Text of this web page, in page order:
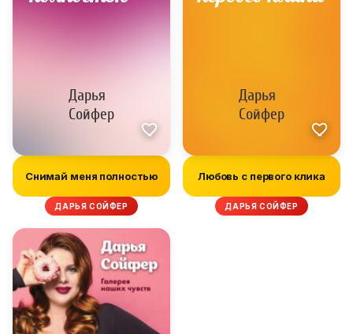
Снимай меня полностью
ДАРЬЯ СОЙФЕР
Любовь с первого клика
ДАРЬЯ СОЙФЕР